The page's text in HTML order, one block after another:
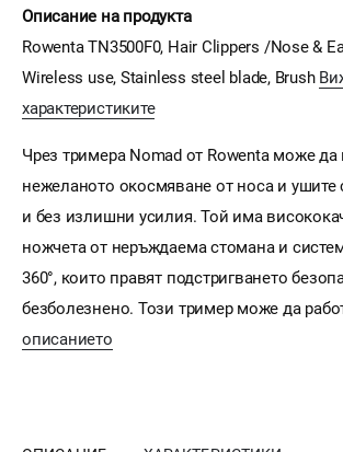
Описание на продукта
Rowenta TN3500F0, Hair Clippers /Nose &
Wireless use, Stainless steel blade, Brush
характеристиките
Чрез тримера Nomad от Rowenta може да
нежеланото окосмяване от носа и ушите
и без излишни усилия. Той има
ножчета от неръждаема стомана и
360°, които правят подстригването
безболезнено. Този тример може да
описанието